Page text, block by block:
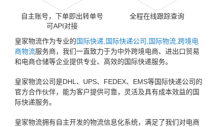
自主账号，下单即出转单号
可API对接
全程在线跟踪查询
皇家物流作为专业的国际快递,国际快递公司,国际物流,跨境电
商物流服务商，我们一直致力于为中外跨境电商、进出口贸易
和电商仓储等企业提供专业、高效的国际快递服务。
皇家物流公司是DHL、UPS、FEDEX、EMS等国际快递公司的
官方合作伙伴，能为客户提供可靠，灵活及具有成本效益的国
际快递服务。
皇家物流拥有自主开发的物流信息化系统，满足了我们对电商